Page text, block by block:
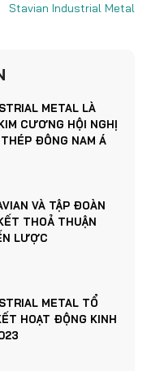
Stavian Industrial Metal
METAL LÀ
CƯƠNG HỘI NGHỊ
ĐÔNG NAM Á
VÀ TẬP ĐOÀN
THOẢ THUẬN
LƯỢC
METAL TỔ
HOẠT ĐỘNG KINH